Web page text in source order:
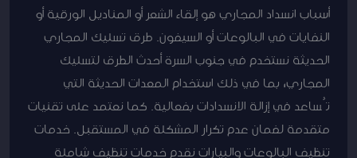
أسباب انسداد المجاري هو إلقاء الشعر أو المناديل الورقية أو
النفايات في البالوعات أو السيفون. طرق تسليك المجاري
الحديثة نستخدم في جنوب السرة أحدث الطرق لتسليك
المجاري، بما في ذلك استخدام المعدات الحديثة التي
تُساعد في إزالة الانسدادات بفعالية. كما نعتمد على تقنيات
متقدمة لضمان عدم تكرار المشكلة في المستقبل. خدمات
تنظيف البالوعات والبيارات نقدم خدمات تنظيف شاملة